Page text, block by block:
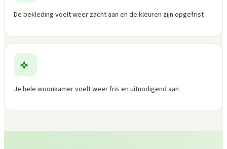
De bekleding voelt weer zacht aan en de kleuren zijn opgefrist
Je hele woonkamer voelt weer fris en uitnodigend aan